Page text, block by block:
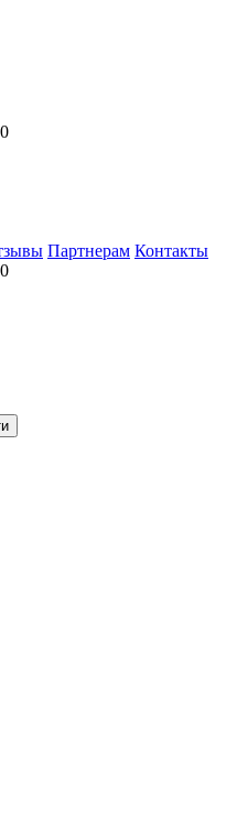
Партнерам Контакты